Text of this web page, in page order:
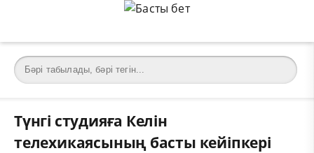
Түнгі студияға Келін
телехикаясының басты кейіпкері